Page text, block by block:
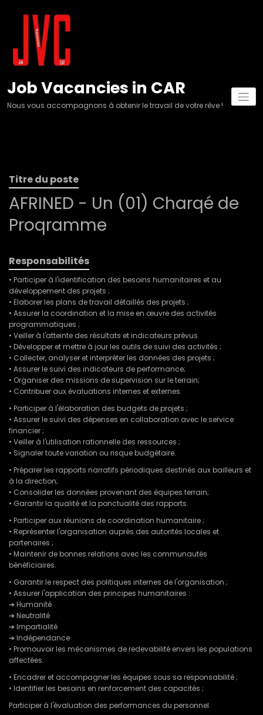
Job Vacancies in CAR
Nous vous accompagnons à obtenir le travail de votre rêve !
Titre du poste
AFRINED - Un (01) Charqé de
Proqramme
Responsabilités
• Participer à l'identification des besoins humanitaires et au
développement des projets ;
• Elaborer les plans de travail détaillés des projets ;
• Assurer la coordination et la mise en œuvre des activités
programmatiques ;
• Veiller à l'atteinte des résultats et indicateurs prévus.
• Développer et mettre à jour les outils de suivi des activités ;
• Collecter, analyser et interpréter les données des projets ;
• Assurer le suivi des indicateurs de performance;
• Organiser des missions de supervision sur le terrain;
• Contribuer aux évaluations internes et externes.
• Participer à l'élaboration des budgets de projets ;
• Assurer le suivi des dépenses en collaboration avec le service
financier ;
• Veiller à l'utilisation rationnelle des ressources ;
• Signaler toute variation ou risque budgétaire.
• Préparer les rapports narratifs périodiques destinés aux bailleurs et
à la direction;
• Consolider les données provenant des équipes terrain;
• Garantir la qualité et la ponctualité des rapports.
• Participer aux réunions de coordination humanitaire ;
• Représenter l'organisation auprès des autorités locales et
partenaires ;
• Maintenir de bonnes relations avec les communautés
bénéficiaires.
• Garantir le respect des politiques internes de l'organisation ;
• Assurer l'application des principes humanitaires :
➔ Humanité
➔ Neutralité
➔ Impartialité
➔ Indépendance
• Promouvoir les mécanismes de redevabilité envers les populations
affectées.
• Encadrer et accompagner les équipes sous sa responsabilité ;
• Identifier les besoins en renforcement des capacités ;
Participer à l'évaluation des performances du personnel.